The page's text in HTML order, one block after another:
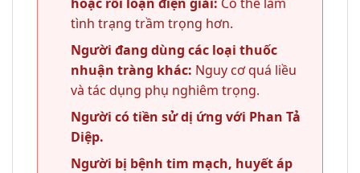
tình trạng trầm trọng hơn.
Người đang dùng các loại thuốc
nhuận tràng khác: Nguy cơ quá liều
và tác dụng phụ nghiêm trọng.
Người có tiền sử dị ứng với Phan Tả
Diệp.
Người bị bệnh tim mạch, huyết áp